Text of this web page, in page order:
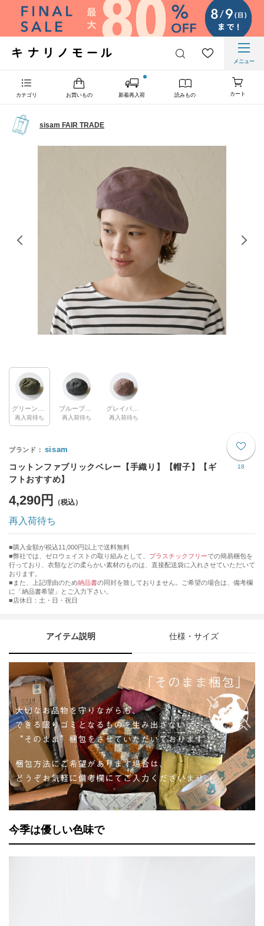
メニュー
カテゴリ お買いもの 新着再入荷 読みもの カート
sisam FAIR TRADE
再入荷待ち 再入荷待ち 再入荷待ち
18
sisam
コットンファブリックベレー【手織り】【帽子】【ギ
フトおすすめ】
4,290円
再入荷待ち
購入金額が税込11,000円以上で送料無料
弊社では、ゼロウェイストの取り組みとして、 プラスチックフリーでの簡易梱包を
行っており、衣類などの柔らかい素材のものは、直接配送袋に入れさせていただいて
おります。
■また、上記理由のため納品書の同封を致しておりません。ご希望の場合は、備考欄
に「納品書希望」とご入力下さい。
■店休日：土・日・祝日
アイテム説明 仕様・サイズ
今季は優しい色味で